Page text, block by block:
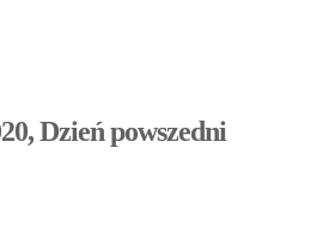
Dzień powszedni